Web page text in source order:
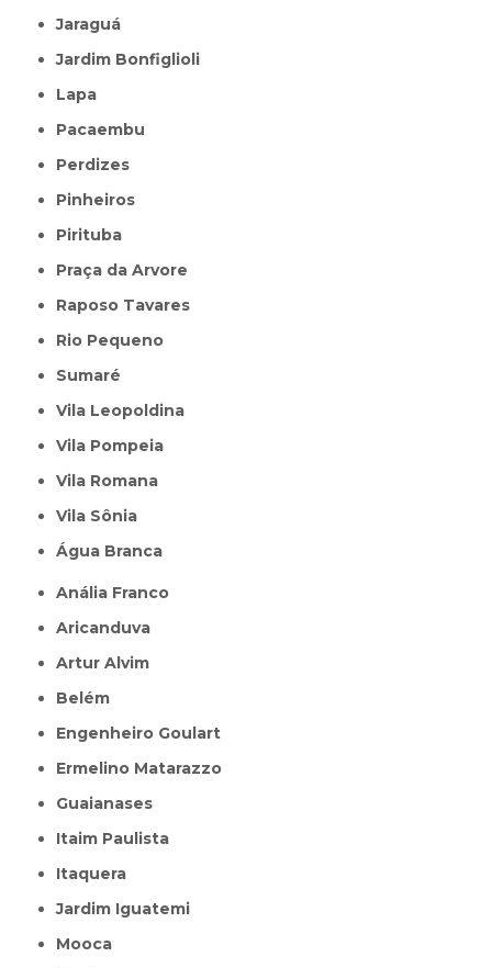
Jaraguá
Jardim Bonfiglioli
Lapa
Pacaembu
Perdizes
Pinheiros
Pirituba
Praça da Arvore
Raposo Tavares
Rio Pequeno
Sumaré
Vila Leopoldina
Vila Pompeia
Vila Romana
Vila Sônia
Água Branca
Anália Franco
Aricanduva
Artur Alvim
Belém
Engenheiro Goulart
Ermelino Matarazzo
Guaianases
Itaim Paulista
Itaquera
Jardim Iguatemi
Mooca